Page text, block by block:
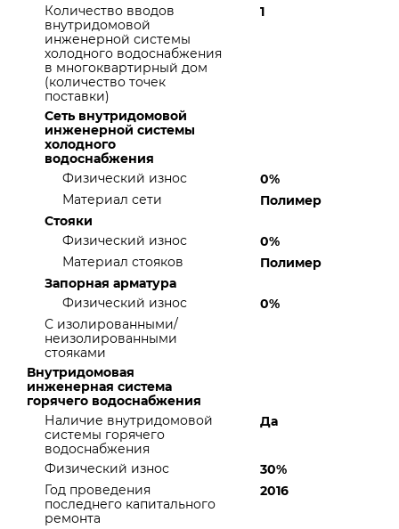
Количество вводов
внутридомовой
инженерной системы
холодного водоснабжения
в многоквартирный дом
(количество точек
поставки)
1
Сеть внутридомовой
инженерной системы
холодного
водоснабжения
Физический износ
0%
Материал сети
Полимер
Стояки
Физический износ
0%
Материал стояков
Полимер
Запорная арматура
Физический износ
0%
С изолированными/
неизолированными
стояками
Внутридомовая
инженерная система
горячего водоснабжения
Наличие внутридомовой
системы горячего
водоснабжения
Да
Физический износ
30%
Год проведения
последнего капитального
ремонта
2016